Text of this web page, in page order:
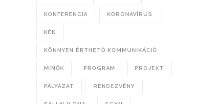
KONFERENCIA KORONAVÍRUS
KÉK
KÖNNYEN ÉRTHETŐ KOMMUNIKÁCIÓ
MINŐK PROGRAM PROJEKT
PÁLYÁZAT RENDEZVÉNY